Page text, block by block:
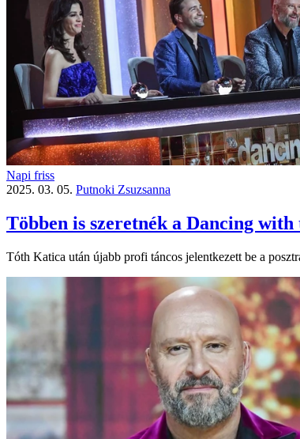
Napi friss
2025. 03. 05. Putnoki Zsuzsanna
Többen is szeretnék a Dancing
Tóth Katica után újabb profi táncos jelentkezett be a